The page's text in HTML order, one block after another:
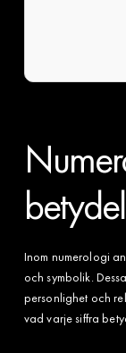
Inom numerologi
och symbolik.
personlighet och
vad varje siffra